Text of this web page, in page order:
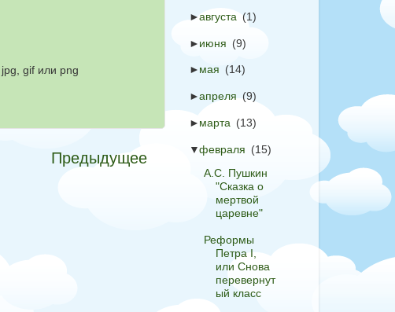
gif или png
Предыдущее
►августа (1)
►июня (9)
►мая (14)
►апреля (9)
►марта (13)
▼февраля (15)
А.С. Пушкин
"Сказка о
мертвой
царевне"
Реформы
Петра I,
или Снова
перевернут
ый класс